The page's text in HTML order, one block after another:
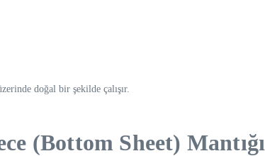
doğal bir şekilde çalışır.
(Bottom Sheet) Mantığı